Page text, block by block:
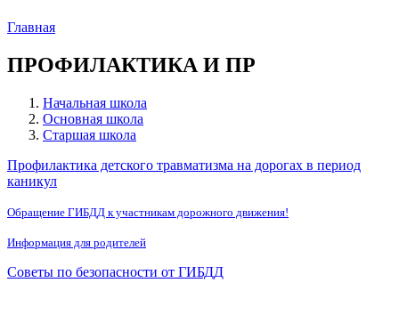
Главная
ПРОФИЛАКТИКА И ПР
Начальная школа
Основная школа
Старшая школа
Профилактика детского травматизма на дорогах в период
каникул
Обращение ГИБДД к участникам дорожного движения!
Информация для родителей
Советы по безопасности от ГИБДД